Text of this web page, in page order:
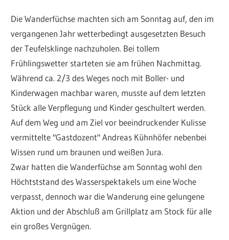
Die Wanderfüchse machten sich am Sonntag auf, den im
vergangenen Jahr wetterbedingt ausgesetzten Besuch
der Teufelsklinge nachzuholen. Bei tollem
Frühlingswetter starteten sie am frühen Nachmittag.
Während ca. 2/3 des Weges noch mit Boller- und
Kinderwagen machbar waren, musste auf dem letzten
Stück alle Verpflegung und Kinder geschultert werden.
Auf dem Weg und am Ziel vor beeindruckender Kulisse
vermittelte "Gastdozent" Andreas Kühnhöfer nebenbei
Wissen rund um braunen und weißen Jura.
Zwar hatten die Wanderfüchse am Sonntag wohl den
Höchtststand des Wasserspektakels um eine Woche
verpasst, dennoch war die Wanderung eine gelungene
Aktion und der Abschluß am Grillplatz am Stock für alle
ein großes Vergnügen.